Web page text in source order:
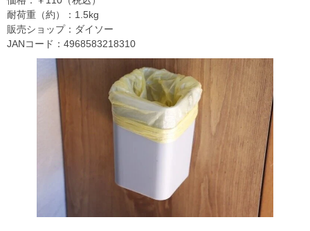
耐荷重（約）：1.5kg
販売ショップ：ダイソー
JANコード：4968583218310